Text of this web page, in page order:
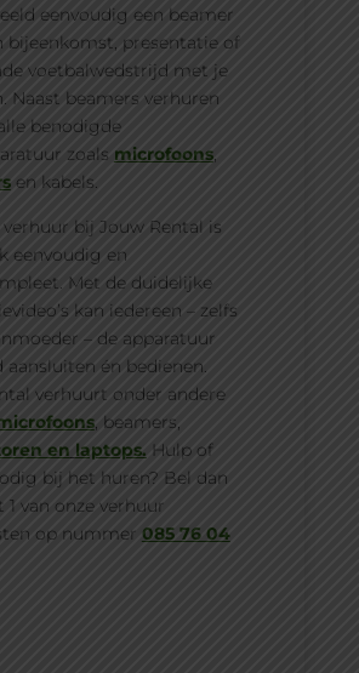
eenvoudig een beamer
bijeenkomst, presentatie of
voetbalwedstrijd met je
Naast beamers verhuren
benodigde
zoals microfoons,
en kabels.
bij Jouw Rental is
eenvoudig en
Met de duidelijke
kan iedereen – zelfs
– de apparatuur
aansluiten én bedienen.
verhuurt onder andere
, beamers,
en laptops. Hulp of
bij het huren? Bel dan
1 van onze verhuur
op nummer 085 76 04